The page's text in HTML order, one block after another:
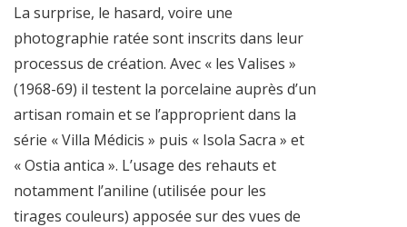
La surprise, le hasard, voire une
photographie ratée sont inscrits dans leur
processus de création. Avec « les Valises »
(1968-69) il testent la porcelaine auprès d’un
artisan romain et se l’approprient dans la
série « Villa Médicis » puis « Isola Sacra » et
« Ostia antica ». L’usage des rehauts et
notamment l’aniline (utilisée pour les
tirages couleurs) apposée sur des vues de